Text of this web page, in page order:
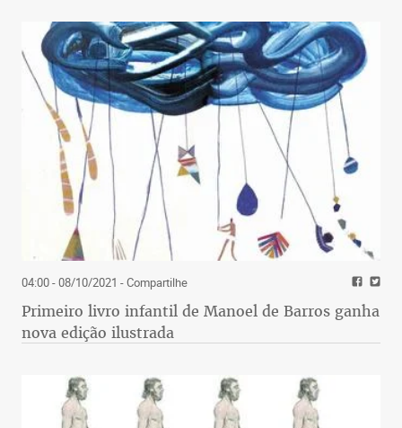
04:00 - 08/10/2021 - Compartilhe
Primeiro livro infantil de Manoel de Barros ganha
nova edição ilustrada